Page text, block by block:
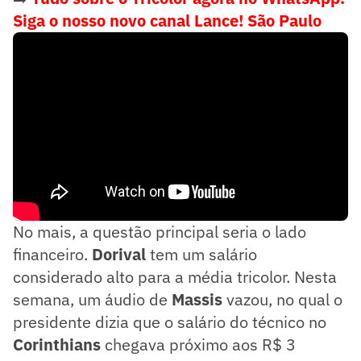
Siga o nosso novo canal Lance! São Paulo
No mais, a questão principal seria o lado
financeiro. Dorivaltem um salário
considerado alto para a média tricolor. Nesta
semana, um áudio de Massisvazou, no qual o
presidente dizia que o salário do técnico no
Corinthians chegava próximo aos R$ 3